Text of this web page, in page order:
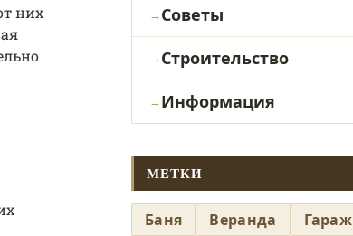
них
Советы
Строительство
Информация
МЕТКИ
Баня Веранда
Гараж